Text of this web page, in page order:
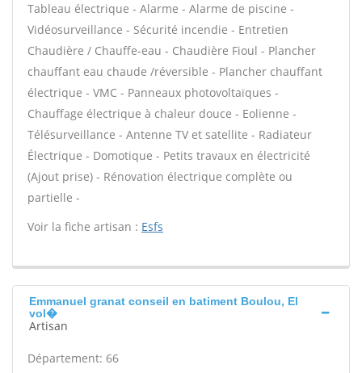
Tableau électrique - Alarme - Alarme de piscine -
Vidéosurveillance - Sécurité incendie - Entretien
Chaudière / Chauffe-eau - Chaudière Fioul - Plancher
chauffant eau chaude /réversible - Plancher chauffant
électrique - VMC - Panneaux photovoltaïques -
Chauffage électrique à chaleur douce - Eolienne -
Télésurveillance - Antenne TV et satellite - Radiateur
Électrique - Domotique - Petits travaux en électricité
(Ajout prise) - Rénovation électrique complète ou
partielle -
Voir la fiche artisan : Esfs
Emmanuel granat conseil en batiment Boulou, El
vol�
Artisan
Département: 66